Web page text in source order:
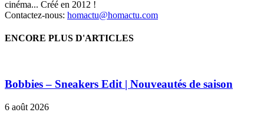
cinéma... Créé en 2012 !
Contactez-nous: homactu@homactu.com
ENCORE PLUS D'ARTICLES
Bobbies – Sneakers Edit | Nouveautés de saison
6 août 2026